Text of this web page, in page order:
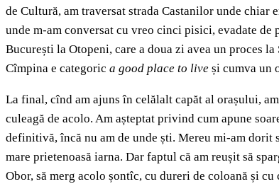
de Cultură, am traversat strada Castanilor unde
unde m-am conversat cu vreo cinci pisici, evadate de
București la Otopeni, care a doua zi avea un proces
Cîmpina e categoric a good place to live și cumva un
La final, cînd am ajuns în celălalt capăt al orașului,
culeagă de acolo. Am așteptat privind cum apune
definitivă, încă nu am de unde ști. Mereu mi-am dorit
mare prietenoasă iarna. Dar faptul că am reușit să
Obor, să merg acolo șontîc, cu dureri de coloană și